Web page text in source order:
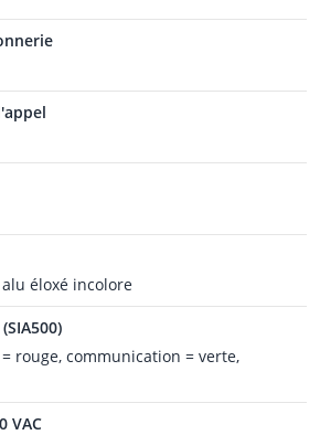
alu éloxé incolore
rouge, communication = verte,
VAC